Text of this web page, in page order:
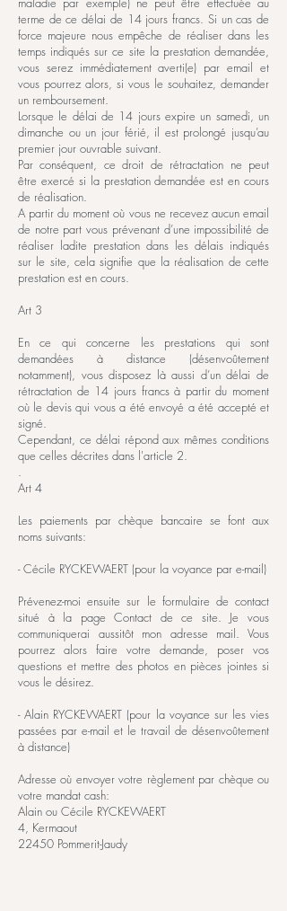
terme de ce délai de 14 jours francs. Si un cas de
force majeure nous empêche de réaliser dans les
temps indiqués sur ce site la prestation demandée,
vous serez immédiatement averti(e) par email et
vous pourrez alors, si vous le souhaitez, demander
un remboursement.
Lorsque le délai de 14 jours expire un samedi, un
dimanche ou un jour férié, il est prolongé jusqu’au
premier jour ouvrable suivant.
Par conséquent, ce droit de rétractation ne peut
être exercé si la prestation demandée est en cours
de réalisation.
A partir du moment où vous ne recevez aucun email
de notre part vous prévenant d’une impossibilité de
réaliser ladite prestation dans les délais indiqués
sur le site, cela signifie que la réalisation de cette
prestation est en cours.
Art 3
En ce qui concerne les prestations qui sont
demandées à distance (désenvoûtement
notamment), vous disposez là aussi d’un délai de
rétractation de 14 jours francs à partir du moment
où le devis qui vous a été envoyé a été accepté et
signé.
Cependant, ce délai répond aux mêmes conditions
que celles décrites dans l'article 2.
.
Art 4
Les paiements par chèque bancaire se font aux
noms suivants:
- Cécile RYCKEWAERT (pour la voyance par e-mail)
Prévenez-moi ensuite sur le formulaire de contact
situé à la page Contact de ce site. Je vous
communiquerai aussitôt mon adresse mail. Vous
pourrez alors faire votre demande, poser vos
questions et mettre des photos en pièces jointes si
vous le désirez.
- Alain RYCKEWAERT (pour la voyance sur les vies
passées par e-mail et le travail de désenvoûtement
à distance)
Adresse où envoyer votre règlement par chèque ou
votre mandat cash:
Alain ou Cécile RYCKEWAERT
4, Kermaout
22450 Pommerit-Jaudy